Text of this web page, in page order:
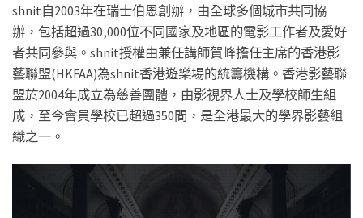
shnit自2003年在瑞士伯恩創辦，由全球多個城市共同協
辦，包括超過30,000位不同國家及地區的電影工作者及愛好
者共同參與。shnit授權由兼任講師賀峰擔任主席的香港影
藝聯盟(HKFAA)為shnit香港遊樂場的統籌機構。香港影藝聯
盟於2004年成立為慈善團體，由影視界人士及學校師生組
成，至今會員學校已超過350間，是全港最大的學界影藝組
織之一。